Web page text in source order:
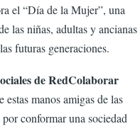
el “Día de la Mujer”, una
las niñas, adultas y ancianas
futuras generaciones.
de RedColaborar
manos amigas de las
conformar una sociedad